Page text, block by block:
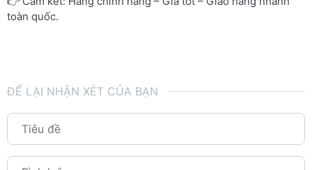
toàn quốc.
ĐỂ LẠI NHẬN XÉT CỦA BẠN